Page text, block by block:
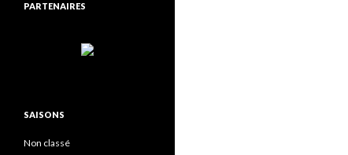
PARTENAIRES
SAISONS
Non classé